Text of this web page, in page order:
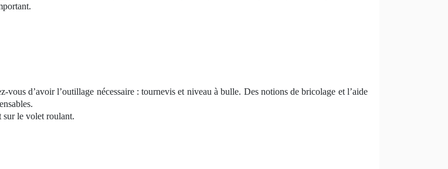
vous d’avoir l’outillage nécessaire : tournevis et niveau à bulle. Des notions de bricolage et l’aide
sur le volet roulant.